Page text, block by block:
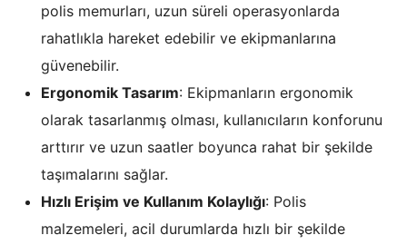
polis memurları, uzun süreli operasyonlarda
rahatlıkla hareket edebilir ve ekipmanlarına
güvenebilir.
Ergonomik Tasarım: Ekipmanların ergonomik
olarak tasarlanmış olması, kullanıcıların konforunu
arttırır ve uzun saatler boyunca rahat bir şekilde
taşımalarını sağlar.
Hızlı Erişim ve Kullanım Kolaylığı: Polis
malzemeleri, acil durumlarda hızlı bir şekilde